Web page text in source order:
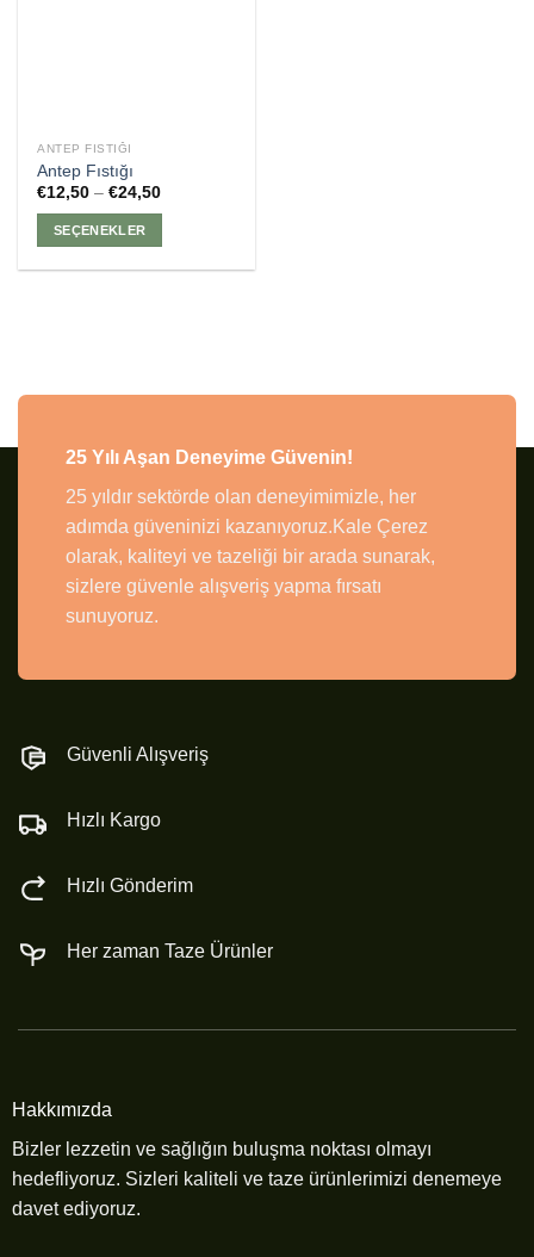
ANTEP FISTIĞI
Antep Fıstığı
€12,50 –€24,50Fiyat
SEÇENEKLER
sayfasından
25 Yılı Aşan Deneyime Güvenin!
25 yıldır sektörde olan deneyimimizle, her
adımda güveninizi kazanıyoruz.Kale Çerez
olarak, kaliteyi ve tazeliği bir arada sunarak,
sizlere güvenle alışveriş yapma fırsatı
sunuyoruz.
Güvenli Alışveriş
Hızlı Kargo
Hızlı Gönderim
Her zaman Taze Ürünler
Hakkımızda
Bizler lezzetin ve sağlığın buluşma noktası olmayı
hedefliyoruz. Sizleri kaliteli ve taze ürünlerimizi denemeye
davet ediyoruz.